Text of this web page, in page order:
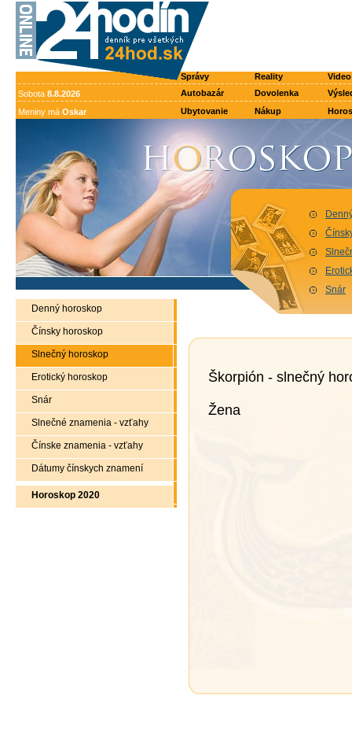
Správy Reality
Video
Sobota 8.8.2026 Autobazár Dovolenka
Meniny má Oskar Ubytovanie Nákup
Snár
Denný horoskop
Čínsky horoskop
Slnečný horoskop
Erotický horoskop
Snár
Slnečné znamenia - vzťahy
Čínske znamenia - vzťahy
Dátumy čínskych znamení
Horoskop 2020
Škorpión - slnečný
Žena